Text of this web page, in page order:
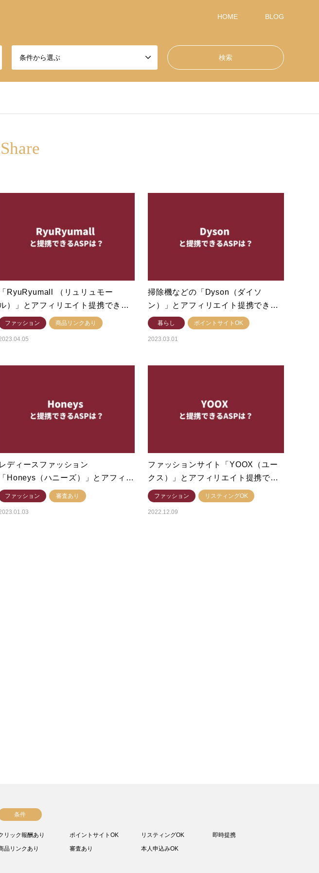
HOME BLOG
条件から選ぶ
「RyuRyumall （リュリュモー
ル）」とアフィリエイト提携でき…
ファッション 商品リンクあり
掃除機などの「Dyson（ダイソ
ン）」とアフィリエイト提携でき…
暮らし ポイントサイトOK
2023.03.01
レディースファッション
「Honeys（ハニーズ）」とアフィ…
ファッション 審査あり
ファッションサイト「YOOX（ユー
クス）」とアフィリエイト提携で…
ファッション リスティングOK
2022.12.09
条件
リック報酬あり ポイントサイトOK リスティングOK
即時提携
品リンクあり
審査あり 本人申込みOK